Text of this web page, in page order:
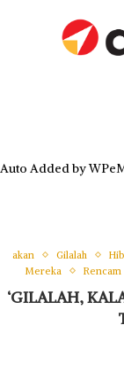
Auto Added by
akan Gilalah
Mereka
Rencam
‘GILALAH,